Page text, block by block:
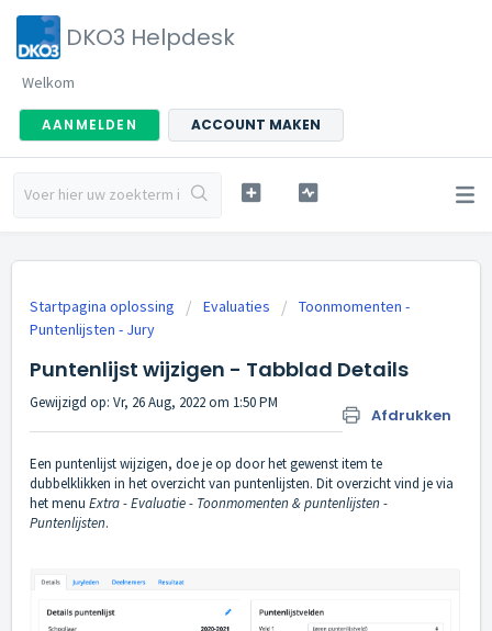
DKO3 Helpdesk
Welkom
AANMELDEN ACCOUNT MAKEN
Startpagina oplossing Evaluaties
Toonmomenten -
Puntenlijsten - Jury
Puntenlijst wijzigen - Tabblad Details
Afdrukken
Gewijzigd op: Vr, 26 Aug, 2022 om 1:50 PM
Een puntenlijst wijzigen, doe je op door het gewenst item te
dubbelklikken in het overzicht van puntenlijsten. Dit overzicht vind je via
het menu Extra - Evaluatie - Toonmomenten & puntenlijsten -
Puntenlijsten.